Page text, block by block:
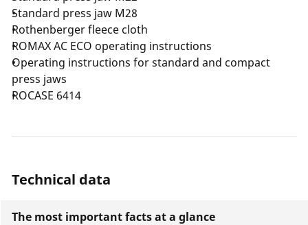
Standard press jaw M28
Rothenberger fleece cloth
ROMAX AC ECO operating instructions
Operating instructions for standard and compact
press jaws
ROCASE 6414
Technical data
The most important facts at a glance